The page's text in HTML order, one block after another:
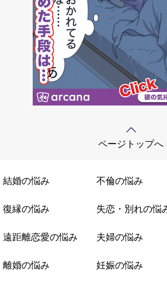
ページトップへ
結婚の悩み 不倫の悩み
復縁の悩み 失恋・別れの悩
遠距離恋愛の悩み 夫婦の悩み
離婚の悩み 妊娠の悩み